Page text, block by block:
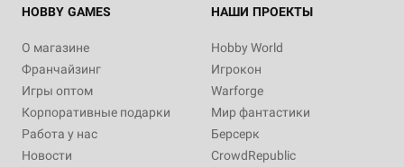
HOBBY GAMES
О магазине
Франчайзинг
Игры оптом
Корпоративные подарки
Работа у нас
Новости
НАШИ ПРОЕКТЫ
Hobby World
Игрокон
Warforge
Мир фантастики
Берсерк
CrowdRepublic